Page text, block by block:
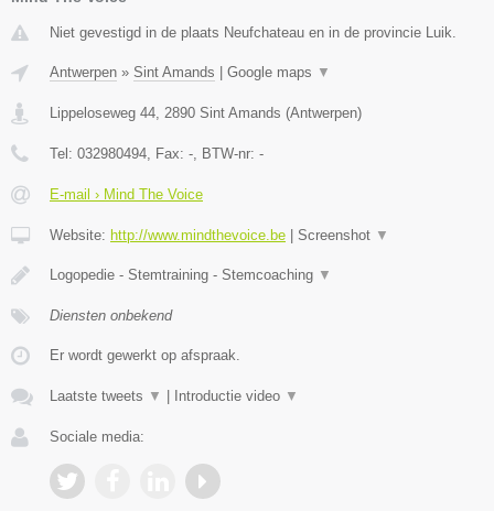
Niet gevestigd in de plaats Neufchateau en in de provincie Luik.
Antwerpen » Sint Amands | Google maps ▼
Lippeloseweg 44 2890 Sint Amands (Antwerpen)
Tel: 032980494 , Fax: - , BTW-nr: -
E-mail › Mind The Voice
Website: http://www.mindthevoice.be | Screenshot ▼
Logopedie - Stemtraining - Stemcoaching ▼
Diensten onbekend
Er wordt gewerkt op afspraak.
Laatste tweets ▼ | Introductie video ▼
Sociale media: